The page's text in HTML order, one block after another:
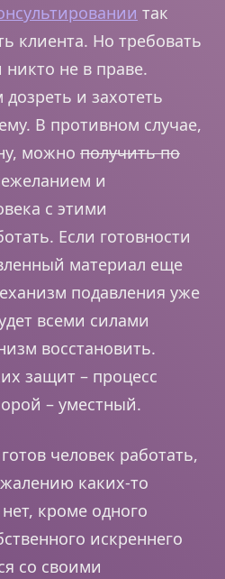
так
клиента. Но требовать
никто не в праве.
и захотеть
В противном случае,
можно получить по
и
с этими
Если готовности
материал еще
подавления уже
всеми силами
восстановить.
защит – процесс
– уместный.
человек работать,
каких-то
кроме одного
искреннего
со своими